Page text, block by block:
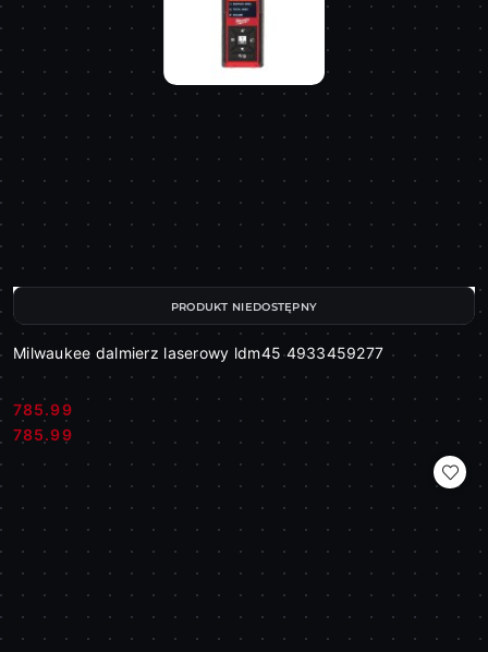
Milwaukee dalmierz laserowy ldm45 4933459277
Cena:
785.99
Cena:
785.99
PRODUKT NIEDOSTĘPNY